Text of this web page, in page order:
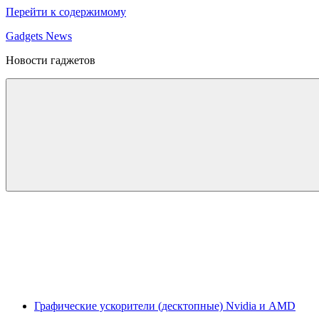
Перейти к содержимому
Gadgets News
Новости гаджетов
Графические ускорители (десктопные) Nvidia и AMD